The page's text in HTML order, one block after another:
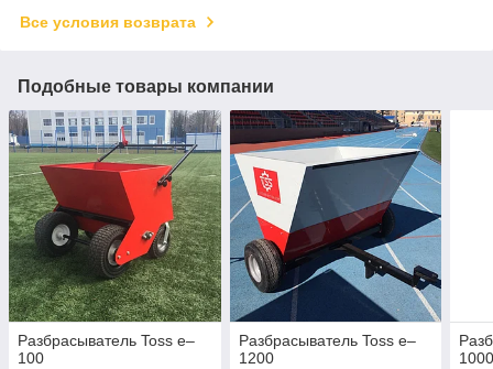
Все условия возврата
Подобные товары компании
Разбрасыватель Toss e–
100
Разбрасыватель Toss e–
1200